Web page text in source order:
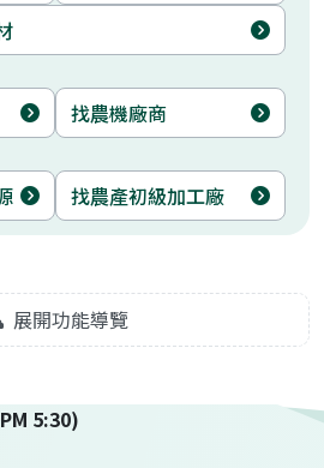
找農機廠商
找農產初級加工廠
展開功能導覽
5:30)